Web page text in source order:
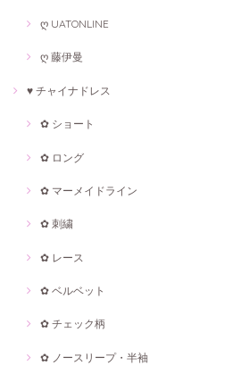
ღ UATONLINE
ღ 藤伊曼
♥ チャイナドレス
✿ ショート
✿ ロング
✿ マーメイドライン
✿ 刺繍
✿ レース
✿ ベルベット
✿ チェック柄
✿ ノースリープ・半袖